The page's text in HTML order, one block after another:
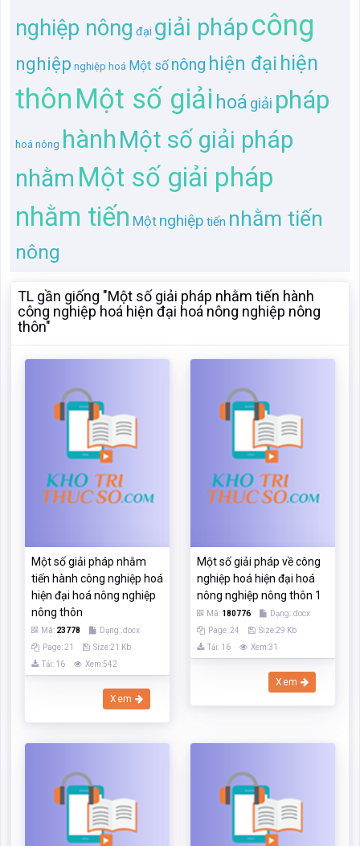
nghiệp nông đại giải phápcông
nghiệp nghiệp hoá Một số nông hiện đại hiện
thôn Một số giải hoá giải pháp
hoá nông hành Một số giải pháp
nhằm Một số giải pháp
nhằm tiến Một nghiệp tiến nhằm tiến
nông
TL gần giống "Một số giải pháp nhằm tiến hành
công nghiệp hoá hiện đại hoá nông nghiệp nông
thôn"
Một số giải pháp nhằm
tiến hành công nghiệp hoá
hiện đại hoá nông nghiệp
nông thôn
Mã: 23778
Dạng:.docx
Page: 21
Size:21 Kb
Tải: 16
Xem:542
Xem
Một số giải pháp về công
nghiệp hoá hiện đại hoá
nông nghiệp nông thôn 1
Mã: 180776
Dạng:.docx
Page: 24
Size:29 Kb
Tải: 16
Xem:31
Xem